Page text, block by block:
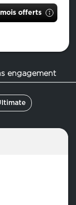
offerts
engagement